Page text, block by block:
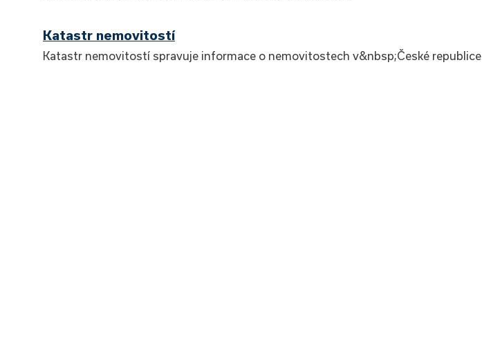
Katastr nemovitostí
Katastr nemovitostí spravuje informace o nemovitostech v&nbsp;České republice.